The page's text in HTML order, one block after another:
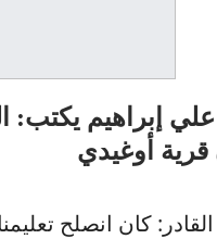
إبراهيم يكتب:
قرية أوغيدي
القادر: كان انصلح